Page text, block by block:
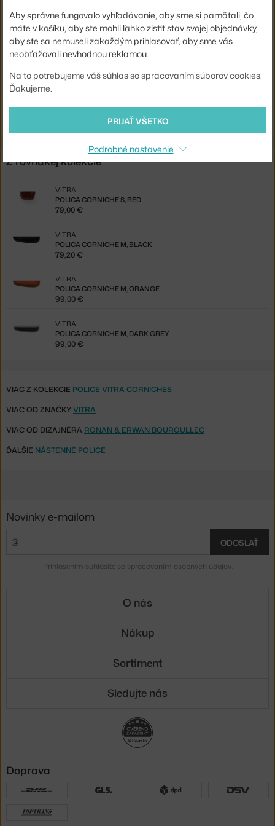
Farba:
oranžová
Materiál:
ASA plast
Kód produktu VIT-21506004
EAN
4055737996740
Z rovnakej kolekcie
POLICA CORNICHE S, RED
VITRA
79,00 €
POLICA CORNICHE M, BLACK
VITRA
79,20 €
POLICA CORNICHE M, ORANGE
VITRA
99,00 €
POLICA CORNICHE M, DARK GREY
VITRA
99,00 €
VIAC Z KOLEKCIE POLICE VITRA CORNICHES
VIAC OD ZNAČKYVITRA
VIAC OD DIZAJNÉRA RONAN & ERWAN BOUROULLEC
ĎALŠIE NÁSTENNÉ POLICE
Aby správne fungovalo vyhľadávanie, aby sme si pamätali, čo
máte v košíku, aby ste mohli ľahko zistiť stav svojej objednávky,
aby ste sa nemuseli zakaždým prihlasovať, aby sme vás
neobťažovali nevhodnou reklamou.
Na to potrebujeme váš súhlas so spracovaním súborov cookies.
Ďakujeme.
PRIJAŤ VŠETKO
Podrobné nastavenie
Novinky e-mailom
ODOSLAŤ
Prihlásením súhlasíte so spracovaním osobných údajov.
O nás
Nákup
Sortiment
Sledujte nás
Doprava